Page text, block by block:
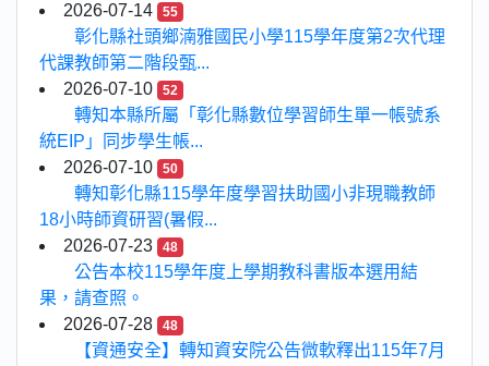
2026-07-14
55
彰化縣社頭鄉湳雅國民小學115學年度第2次代理
代課教師第二階段甄...
2026-07-10
52
轉知本縣所屬「彰化縣數位學習師生單一帳號系
統EIP」同步學生帳...
2026-07-10
50
轉知彰化縣115學年度學習扶助國小非現職教師
18小時師資研習(暑假...
2026-07-23
48
公告本校115學年度上學期教科書版本選用結
果，請查照。
2026-07-28
48
【資通安全】轉知資安院公告微軟釋出115年7月